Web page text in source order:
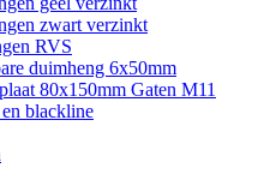
zwart verzinkt
RVS
duimheng 6x50mm
80x150mm Gaten M11
blackline